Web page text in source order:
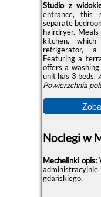
Studio z
entrance, this
separate
hairdryer.
kitchen,
refrigerator,
Featuring a
offers a
unit has 3 beds.
Powierzchnia
Noclegi w
Mechelinki opis:
gdańskiego.